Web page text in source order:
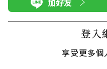
加好友
登入
享受更多個